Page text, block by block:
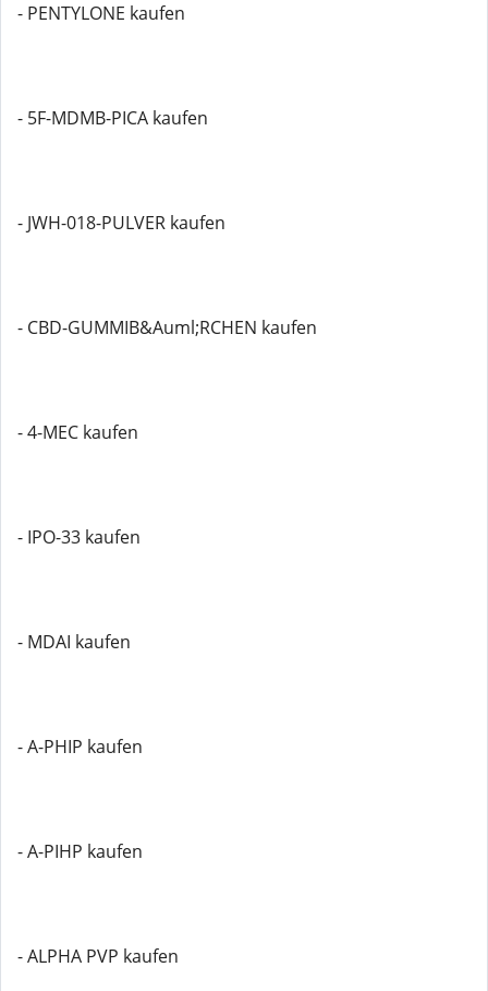
- PENTYLONE kaufen
- 5F-MDMB-PICA kaufen
- JWH-018-PULVER kaufen
- CBD-GUMMIB&Auml;RCHEN kaufen
- 4-MEC kaufen
- IPO-33 kaufen
- MDAI kaufen
- A-PHIP kaufen
- A-PIHP kaufen
- ALPHA PVP kaufen